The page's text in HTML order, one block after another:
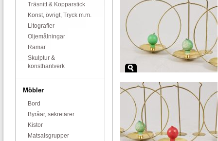
Träsnitt & Kopparstick
Konst, övrigt, Tryck m.m.
Litografier
Oljemålningar
Ramar
Skulptur &
konsthantverk
Möbler
Bord
Byråar, sekretärer
Kistor
Matsalsgrupper